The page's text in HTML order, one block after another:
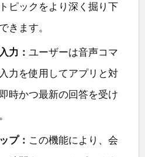
ピックをより深く掘り下
きます。
力： ユーザーは音声コマ
力を使用してアプリと対
時かつ最新の回答を受け
プ： この機能により、会